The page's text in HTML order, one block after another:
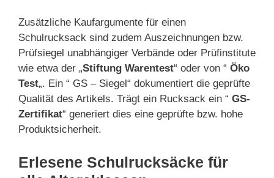
Zusätzliche Kaufargumente für einen
Schulrucksack sind zudem Auszeichnungen bzw.
Prüfsiegel unabhängiger Verbände oder Prüfinstitute
wie etwa der „Stiftung Warentest“ oder von “ Öko
Test„. Ein “ GS – Siegel“ dokumentiert die geprüfte
Qualität des Artikels. Trägt ein Rucksack ein “ GS-
Zertifikat“ generiert dies eine geprüfte bzw. hohe
Produktsicherheit.
Erlesene Schulrucksäcke für